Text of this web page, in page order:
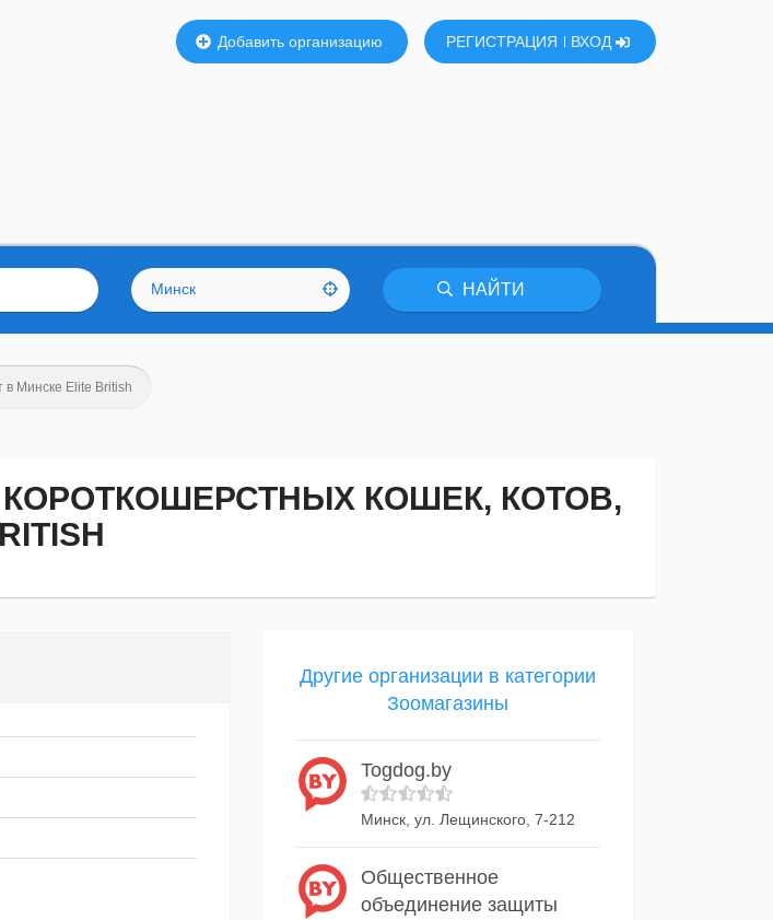
Добавить организацию РЕГИСТРАЦИЯ ВХОД
Минск НАЙТИ
в Минске Elite British
КОШЕК, КОТОВ,
Другие организации в категории
Зоомагазины
Togdog.by
Минск, ул. Лещинского, 7-212
Общественное
объединение защиты